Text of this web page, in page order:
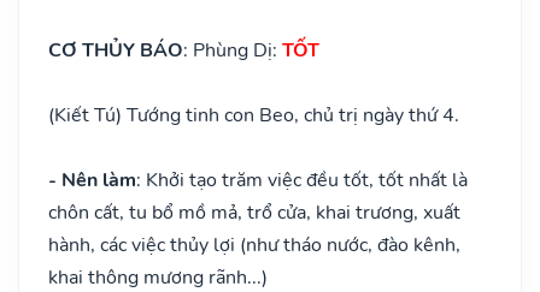
CƠ THỦY BÁO: Phùng Dị: TỐT
(Kiết Tú) Tướng tinh con Beo, chủ trị ngày thứ 4.
- Nên làm: Khởi tạo trăm việc đều tốt, tốt nhất là
chôn cất, tu bổ mồ mả, trổ cửa, khai trương, xuất
hành, các việc thủy lợi (như tháo nước, đào kênh,
khai thông mương rãnh...)